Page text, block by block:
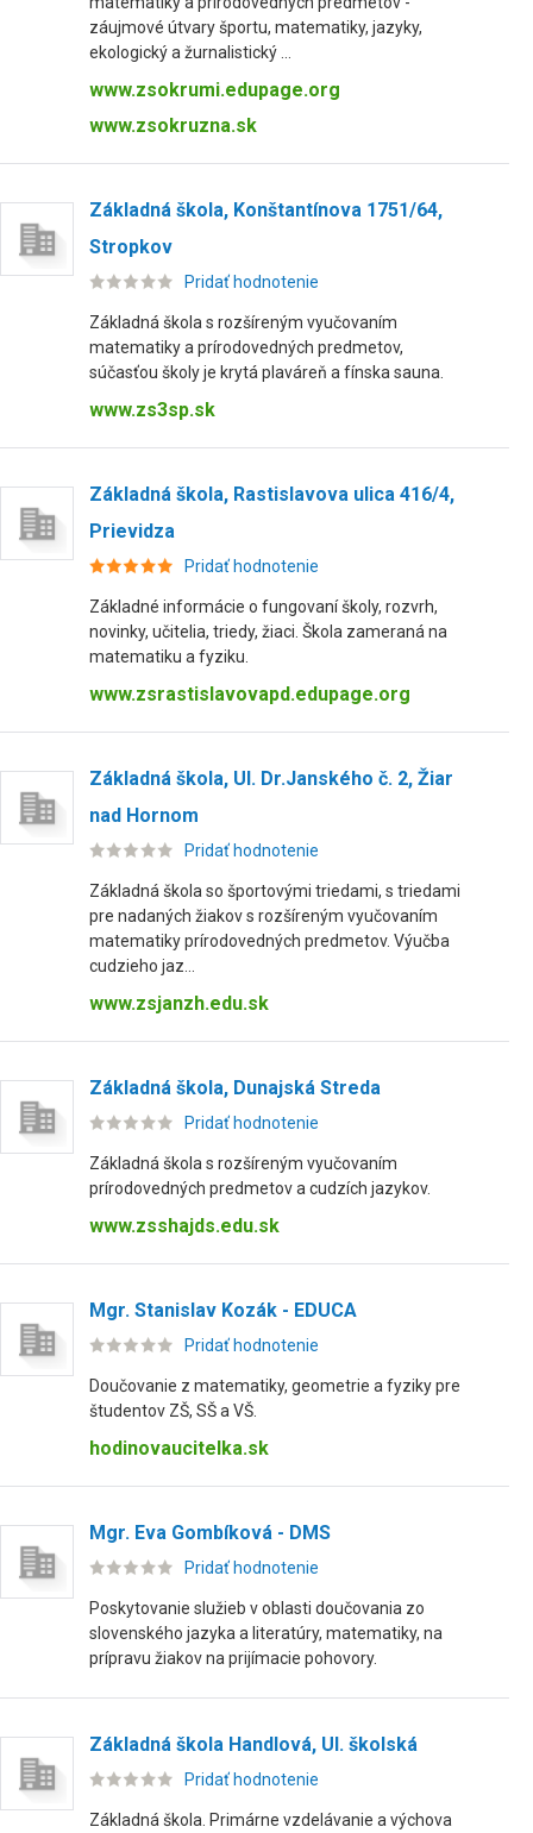
záujmové útvary športu, matematiky, jazyky,
ekologický a žurnalistický ...
www.zsokrumi.edupage.org
www.zsokruzna.sk
Základná škola, Konštantínova 1751/64,
Stropkov
Pridať hodnotenie
Základná škola s rozšíreným vyučovaním
matematiky a prírodovedných predmetov,
súčasťou školy je krytá plaváreň a fínska sauna.
www.zs3sp.sk
Základná škola, Rastislavova ulica 416/4,
Prievidza
Pridať hodnotenie
Základné informácie o fungovaní školy, rozvrh,
novinky, učitelia, triedy, žiaci. Škola zameraná na
matematiku a fyziku.
www.zsrastislavovapd.edupage.org
Základná škola, Ul. Dr.Janského č. 2, Žiar
nad Hornom
Pridať hodnotenie
Základná škola so športovými triedami, s triedami
pre nadaných žiakov s rozšíreným vyučovaním
matematiky prírodovedných predmetov. Výučba
cudzieho jaz...
www.zsjanzh.edu.sk
Základná škola, Dunajská Streda
Pridať hodnotenie
Základná škola s rozšíreným vyučovaním
prírodovedných predmetov a cudzích jazykov.
www.zsshajds.edu.sk
Mgr. Stanislav Kozák - EDUCA
Pridať hodnotenie
Doučovanie z matematiky, geometrie a fyziky pre
študentov ZŠ, SŠ a VŠ.
hodinovaucitelka.sk
Mgr. Eva Gombíková - DMS
Pridať hodnotenie
Poskytovanie služieb v oblasti doučovania zo
slovenského jazyka a literatúry, matematiky, na
prípravu žiakov na prijímacie pohovory.
Základná škola Handlová, Ul. školská
Pridať hodnotenie
Základná škola. Primárne vzdelávanie a výchova